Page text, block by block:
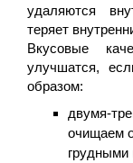
удаляются
теряет
Вкусовые
улучшатся,
образом:
двумя-
очищаем
грудными